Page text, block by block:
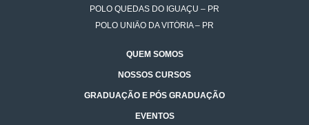
POLO QUEDAS DO IGUAÇU – PR
POLO UNIÃO DA VITÓRIA – PR
QUEM SOMOS
NOSSOS CURSOS
GRADUAÇÃO E PÓS GRADUAÇÃO
EVENTOS